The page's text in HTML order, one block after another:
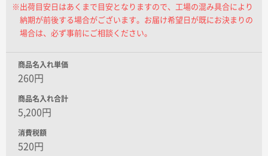
※出荷目安日はあくまで目安となりますので、工場の混み具合により
納期が前後する場合がございます。お届け希望日が既にお決まりの
場合は、必ず事前にご相談ください。
商品名入れ単価
260円
商品名入れ合計
5,200円
消費税額
520円